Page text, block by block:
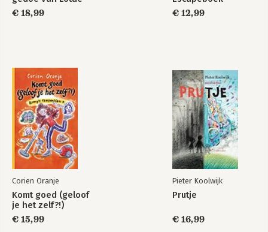
€ 18,99
€ 12,99
Corien Oranje
Komt goed (geloof
je het zelf?!)
€ 15,99
Pieter Koolwijk
Prutje
€ 16,99